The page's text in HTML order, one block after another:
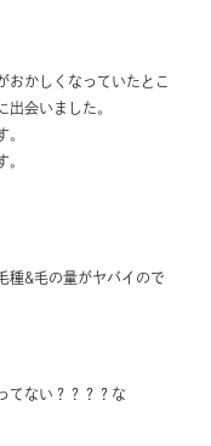
おかしくなっていたとこ
出会いました。
。
。
種&毛の量がヤバイので
てない？？？？な